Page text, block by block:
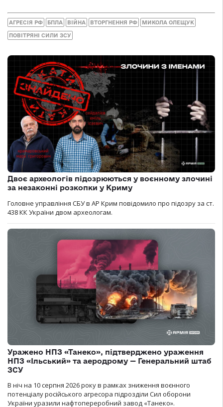
АГРЕСІЯ РФ БПЛА ВІЙНА ВТОРГНЕННЯ РФ МИКОЛА ОЛЕЩУК
ПОВІТРЯНІ СИЛИ ЗСУ
Двоє археологів підозрюються у воєнному злочині
за незаконні розкопки у Криму
Головне управління СБУ в АР Крим повідомило про підозру за ст.
438 КК України двом археологам.
Уражено НПЗ «Танеко», підтверджено ураження
НПЗ «Ільський» та аеродрому — Генеральний штаб
ЗСУ
В ніч на 10 серпня 2026 року в рамках зниження воєнного
потенціалу російського агресора підрозділи Сил оборони
України уразили нафтопереробний завод «Танеко».